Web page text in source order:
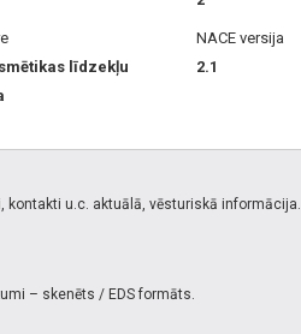
līdzekļu
NACE versija
2.1
u.c. aktuālā, vēsturiskā informācija.
– skenēts / EDS formāts.